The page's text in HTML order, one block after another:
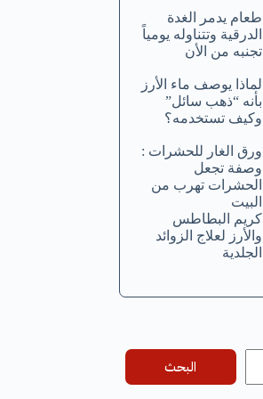
طعام يدمر الغدة
الدرقية وتتناوله يومياً
تجنبه من الأن
لماذا يوصف ماء الأرز
بأنه “ذهب سائل”
وكيف تستخدمه؟
ورق الغار للحشرات :
وصفة تجعل
الحشرات تهرب من
البيت
كريم البطاطس
والأرز لعلاج الزوائد
الجلدية
البحث